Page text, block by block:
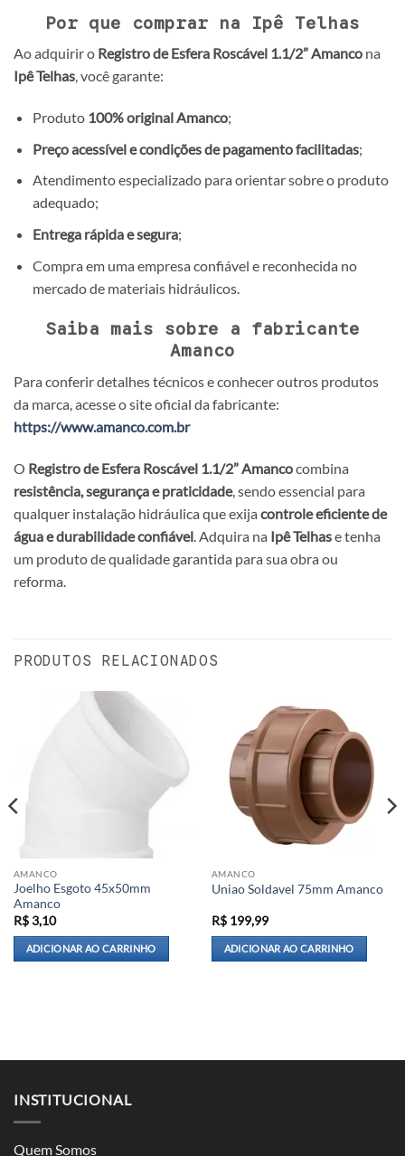
Por que comprar na Ipê Telhas
Ao adquirir o Registro de Esfera Roscável 1.1/2” Amanco na
Ipê Telhas, você garante:
Produto 100% original Amanco;
Preço acessível e condições de pagamento facilitadas;
Atendimento especializado para orientar sobre o produto
adequado;
Entrega rápida e segura;
Compra em uma empresa confiável e reconhecida no
mercado de materiais hidráulicos.
Saiba mais sobre a fabricante
Amanco
Para conferir detalhes técnicos e conhecer outros produtos
da marca, acesse o site oficial da fabricante:
https://www.amanco.com.br
O Registro de Esfera Roscável 1.1/2” Amancocombina
resistência, segurança e praticidade, sendo essencial para
qualquer instalação hidráulica que exija controle eficiente de
água e durabilidade confiável . Adquira na Ipê Telhase tenha
um produto de qualidade garantida para sua obra ou
reforma.
PRODUTOS RELACIONADOS
AMANCO
Joelho Esgoto 45x50mm
Amanco
R$3,10
ADICIONAR AO CARRINHO
AMANCO
Uniao Soldavel 75mm Amanco
R$199,99
ADICIONAR AO CARRINHO
INSTITUCIONAL
Quem Somos